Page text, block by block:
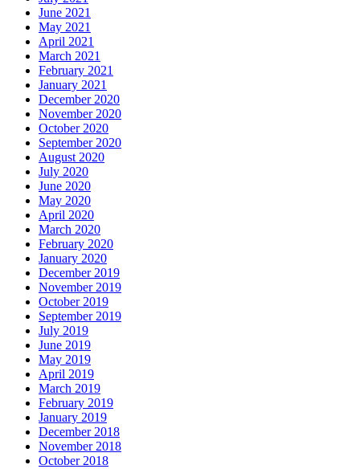
June 2021
May 2021
April 2021
March 2021
February 2021
January 2021
December 2020
November 2020
October 2020
September 2020
August 2020
July 2020
June 2020
May 2020
April 2020
March 2020
February 2020
January 2020
December 2019
November 2019
October 2019
September 2019
July 2019
June 2019
May 2019
April 2019
March 2019
February 2019
January 2019
December 2018
November 2018
October 2018